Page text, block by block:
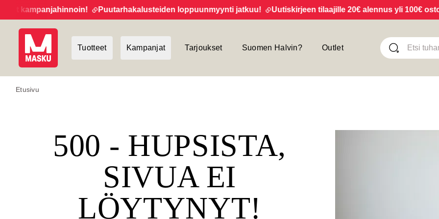
kampanjahinnoin! Puutarhakalusteiden loppuunmyynti jatkuu! Uutiskirjeen tilaajille 20€ alennus yli 100€
Tuotteet Kampanjat Tarjoukset Suomen Halvin? Outlet
Etusivu
500 - HUPSISTA,
SIVUA EI
LÖYTYNYT!